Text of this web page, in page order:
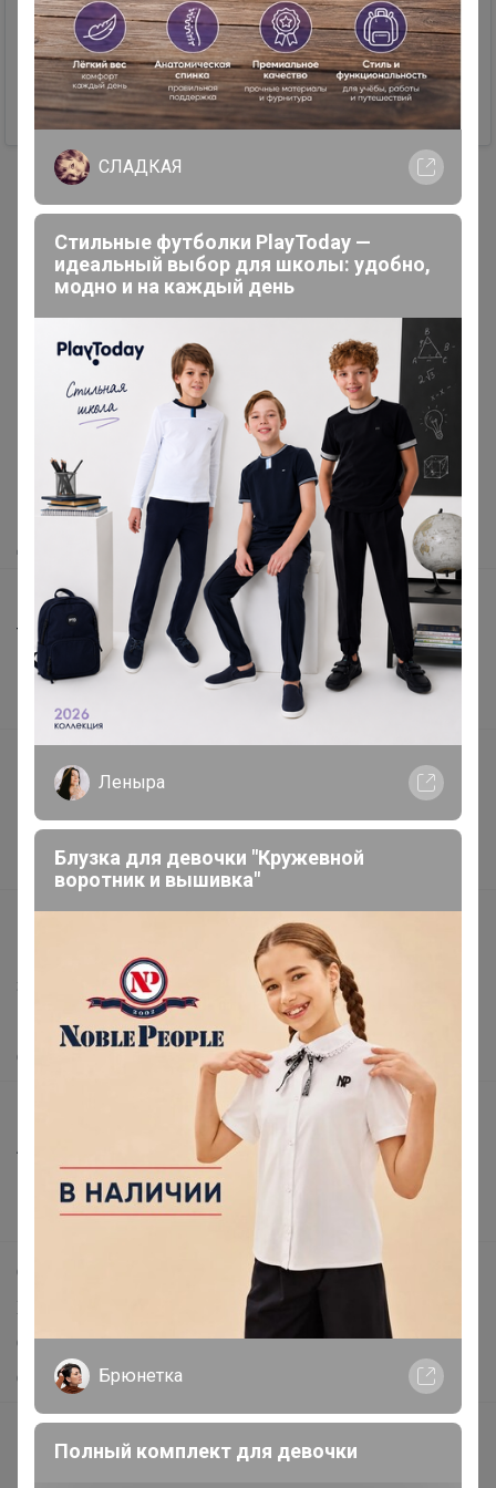
Elena1970
+79080246933
659,52 р.
Реклама
Как здесь все устроено?
Как сделать заказ?
Как получить?
Доставка
Шоурумы
Торговые марки
Наша команда
В наличии
Подарочные сертификаты
Реклама на сайте
Поставщикам
Вакансии
Написать в поддержку
Защита покупателя
Помощь
О нас
Анонсы
Новости
Поддержка альпак
Самое выгодное
Хиты продаж
Самое желанное
Самое быстрое
Начать зарабатывать с 24-ok
Picabox.ru - Лучшее место для ваших изображений
СЛАДКАЯ
Стильные футболки PlayToday —
идеальный выбор для школы: удобно,
модно и на каждый день
Леныра
Блузка для девочки "Кружевной
воротник и вышивка"
Брюнетка
Полный комплект для девочки